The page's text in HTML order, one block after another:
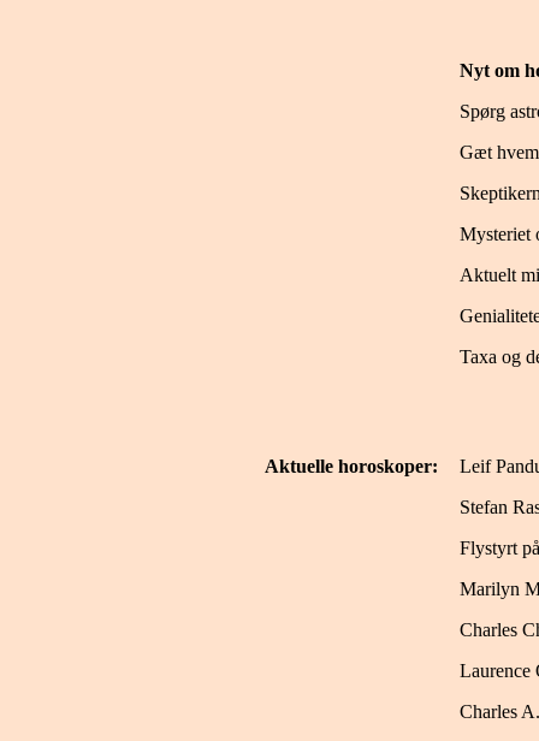
Nyt om
Spørg
Gæt
Mysteriet
Aktuelt
Taxa og
Aktuelle horoskoper:
Leif
Stefan
Flystyrt
Marilyn
Charles
Laurence
Charles